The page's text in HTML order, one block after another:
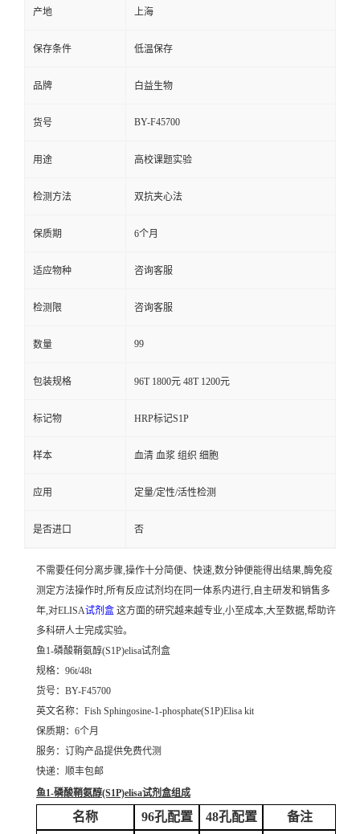
产地 上海
保存条件 低温保存
品牌 白益生物
货号 BY-F45700
用途 高校课题实验
检测方法 双抗夹心法
保质期 6个月
适应物种 咨询客服
检测限 咨询客服
数量 99
包装规格 96T 1800元 48T 1200元
标记物 HRP标记S1P
样本 血清 血浆 组织 细胞
应用 定量/定性/活性检测
是否进口 否
不需要任何分离步骤,操作十分简便、快速,数分钟便能得出结果,酶免疫
测定方法操作时,所有反应试剂均在同一体系内进行,自主研发和销售多
年,对ELISA试剂盒 这方面的研究越来越专业,小至成本,大至数据,帮助许
多科研人士完成实验。
鱼1-磷酸鞘氨醇(S1P)elisa试剂盒
规格：96t/48t
货号：BY-F45700
英文名称： Fish Sphingosine-1-phosphate(S1P)Elisa kit
保质期：6个月
服务：订购产品提供免费代测
快递：顺丰包邮
鱼1-磷酸鞘氨醇(S1P)elisa试剂盒组成
名称 96孔配置 48孔配置 备注